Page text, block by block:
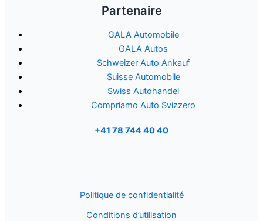
Partenaire
GALA Automobile
GALA Autos
Schweizer Auto Ankauf
Suisse Automobile
Swiss Autohandel
Compriamo Auto Svizzero
+41 78 744 40 40
Politique de confidentialité
Conditions d’utilisation